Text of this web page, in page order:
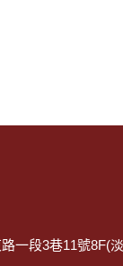
一段3巷11號8F(